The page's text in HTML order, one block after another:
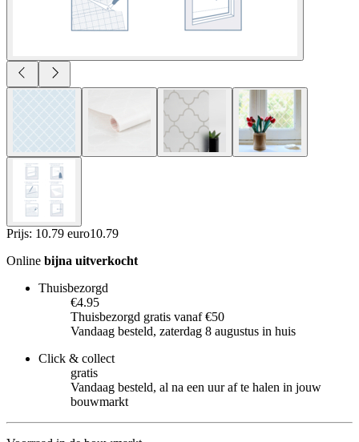
Prijs: 10.79 euro10.79
Online bijna uitverkocht
Thuisbezorgd
€4.95
Thuisbezorgd gratis vanaf €50
Vandaag besteld, zaterdag 8 augustus in huis
Click & collect
gratis
Vandaag besteld, al na een uur af te halen in jouw
bouwmarkt